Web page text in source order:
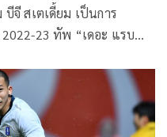
จี สเตเดี้ยม เป็นการ
23 ทัพ “เดอะ แรบ
” ลำพูน วอริเออร์ เกมนี้ บี